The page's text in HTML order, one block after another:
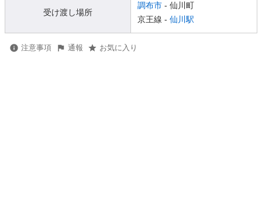
受け渡し場所
調布市 - 仙川町
京王線 - 仙川駅
注意事項 通報 お気に入り